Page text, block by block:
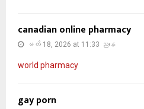
canadian online pharmacy
မတ် 18, 2026 at 11:33 ညနေ
world pharmacy
gay porn